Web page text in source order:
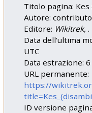
Titolo pagina: Kes
Autore:
Editore: Wikitrek,.
Data dell'ultima
UTC
Data estrazione:
URL permanente:
https://
ID versione